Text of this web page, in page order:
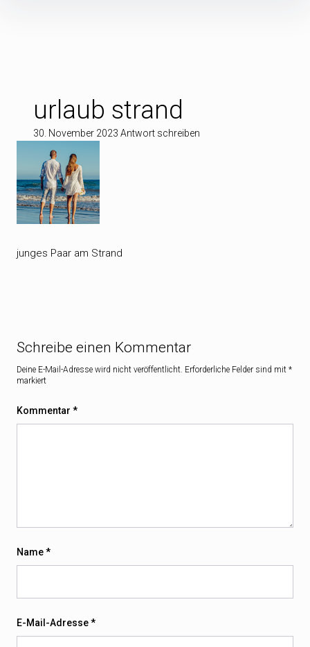
urlaub strand
30. November 2023 Antwort schreiben
junges Paar am Strand
Schreibe einen Kommentar
Deine E-Mail-Adresse wird nicht veröffentlicht. Erforderliche Felder sind mit *
markiert
Kommentar *
Name*
E-Mail-Adresse*